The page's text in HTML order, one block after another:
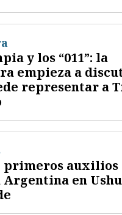
y los “011”: la
empieza a
representar a
primeros auxilios
Argentina en